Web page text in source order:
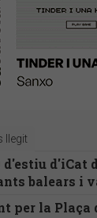
llegit
d'estiu d'iCat
balears i
per la Plaça